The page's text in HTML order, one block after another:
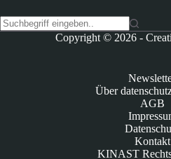
Copyright © 2026 -
Über
AGB
Kontakt
KINAST